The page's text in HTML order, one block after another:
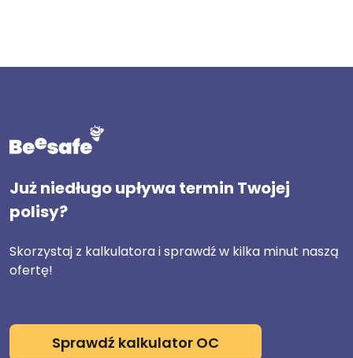
Już niedługo upływa termin Twojej
polisy?
Skorzystaj z kalkulatora i sprawdź w kilka minut naszą
ofertę!
Sprawdź kalkulator OC